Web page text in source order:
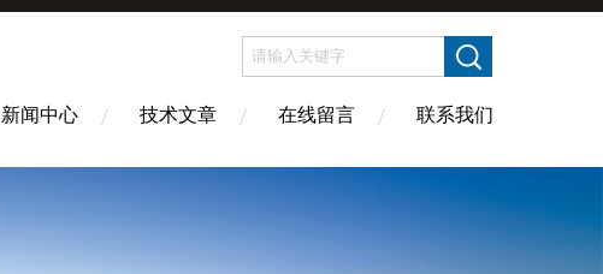
新闻中心 技术文章 在线留言 联系我们